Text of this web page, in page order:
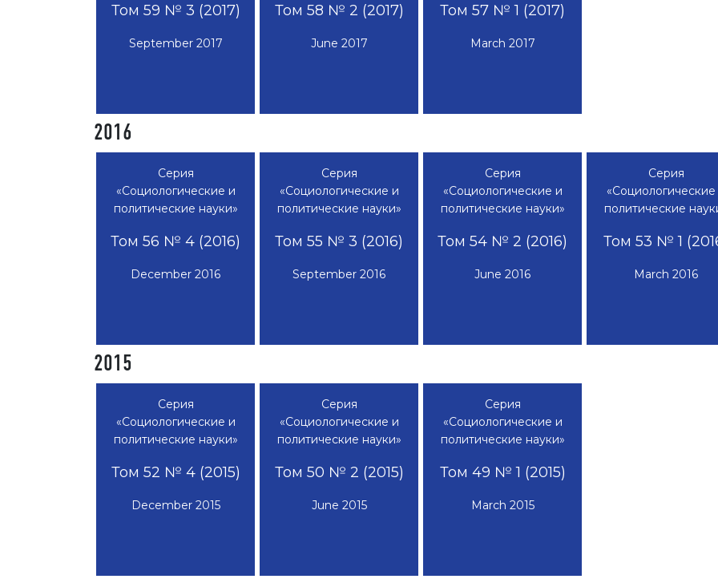
Том 59 № 3 (2017)
September 2017
Том 58 № 2 (2017)
June 2017
Том 57 № 1 (2017)
March 2017
2016
Серия
«Социологические и
политические науки»
Том 56 № 4 (2016)
December 2016
Серия
«Социологические и
политические науки»
Том 55 № 3 (2016)
September 2016
Серия
«Социологические и
политические науки»
Том 54 № 2 (2016)
June 2016
Серия
«Социологические
политические
Том 53 № 1
March 2016
2015
Серия
«Социологические и
политические науки»
Том 52 № 4 (2015)
December 2015
Серия
«Социологические и
политические науки»
Том 50 № 2 (2015)
June 2015
Серия
«Социологические и
политические науки»
Том 49 № 1 (2015)
March 2015